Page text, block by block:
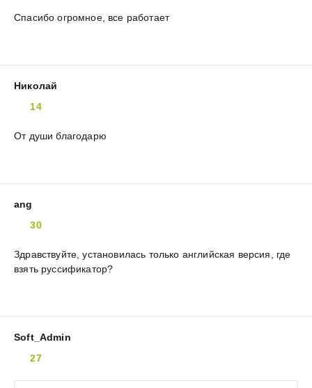
Спасибо огромное, все работает
Николай
14
От души благодарю
ang
30
Здравствуйте, установилась только английская версия, где
взять руссификатор?
Soft_Admin
27